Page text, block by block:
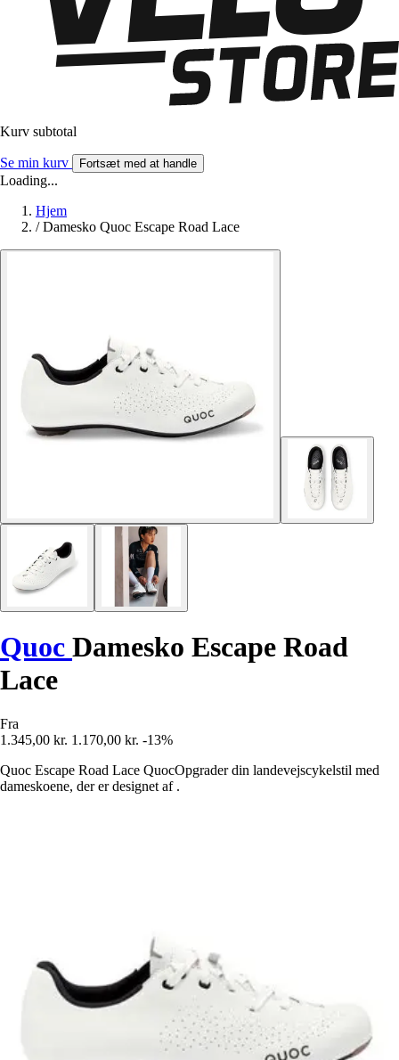
Kurv subtotal
Se min kurv Fortsæt med at handle
Loading...
Hjem
/ Damesko Quoc Escape Road Lace
Quoc Damesko Escape Road
Lace
Fra
1.345,00 kr. 1.170,00 kr. -13%
Quoc Escape Road Lace QuocOpgrader din landevejscykelstil med
dameskoene, der er designet af .